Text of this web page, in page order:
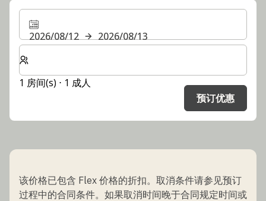
2026/08/12
2026/08/13
选择房间数和入住人数
1 房间(s) ⋅ 1 成人
预订优惠
该价格已包含 Flex 价格的折扣。取消条件请参见预订
过程中的合同条件。如果取消时间晚于合同规定时间或